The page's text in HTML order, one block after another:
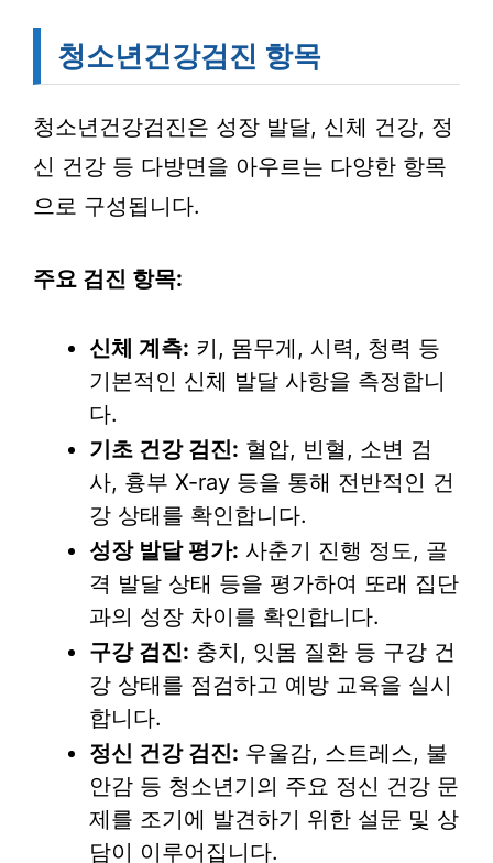
청소년건강검진 항목
청소년건강검진은 성장 발달, 신체 건강, 정
신 건강 등 다방면을 아우르는 다양한 항목
으로 구성됩니다.
주요 검진 항목:
신체 계측: 키, 몸무게, 시력, 청력 등
기본적인 신체 발달 사항을 측정합니
다.
기초 건강 검진: 혈압, 빈혈, 소변 검
사, 흉부 X-ray 등을 통해 전반적인 건
강 상태를 확인합니다.
성장 발달 평가: 사춘기 진행 정도, 골
격 발달 상태 등을 평가하여 또래 집단
과의 성장 차이를 확인합니다.
구강 검진: 충치, 잇몸 질환 등 구강 건
강 상태를 점검하고 예방 교육을 실시
합니다.
정신 건강 검진: 우울감, 스트레스, 불
안감 등 청소년기의 주요 정신 건강 문
제를 조기에 발견하기 위한 설문 및 상
담이 이루어집니다.